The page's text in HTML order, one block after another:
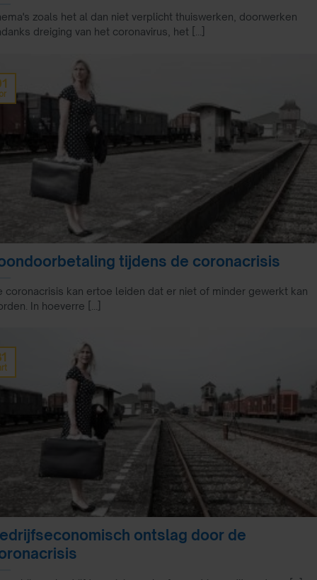
zoals het al dan niet verplicht thuiswerken, doorwerken
dreiging van het coronavirus, het [...]
tijdens de coronacrisis
coronacrisis kan ertoe leiden dat er niet of minder gewerkt kan
In hoeverre [...]
ontslag door de